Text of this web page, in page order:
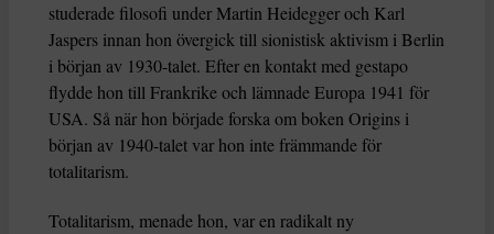
studerade filosofi under Martin Heidegger och Karl
Jaspers innan hon övergick till sionistisk aktivism i Berlin
i början av 1930-talet. Efter en kontakt med gestapo
flydde hon till Frankrike och lämnade Europa 1941 för
USA. Så när hon började forska om boken Origins i
början av 1940-talet var hon inte främmande för
totalitarism.
Totalitarism, menade hon, var en radikalt ny